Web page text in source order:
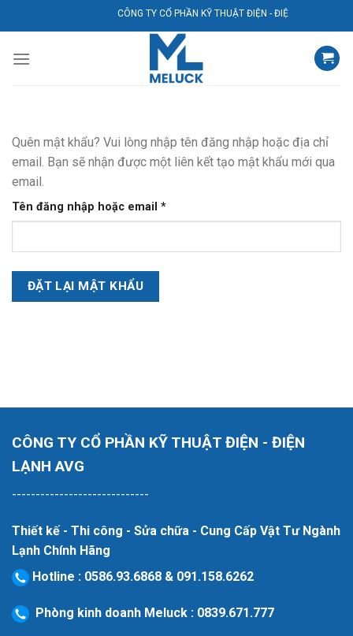
qua
dung
CÔNG TY CỔ PHẦN KỸ THUẬT ĐIỆN - ĐIỆN LẠNH AVG
Quên mật khẩu? Vui lòng nhập tên đăng nhập hoặc địa chỉ
email. Bạn sẽ nhận được một liên kết tạo mật khẩu mới qua
email.
Tên đăng nhập hoặc email *Bắt
buộc
ĐẶT LẠI MẬT KHẨU
CÔNG TY CỔ PHẦN KỸ THUẬT ĐIỆN - ĐIỆN
LẠNH AVG
-----------------------------
Thiết kế - Thi công - Sửa chữa - Cung Cấp Vật Tư Ngành
Lạnh Chính Hãng
Hotline : 0586.93.6868 & 091.158.6262
Phòng kinh doanh Meluck : 0839.671.777